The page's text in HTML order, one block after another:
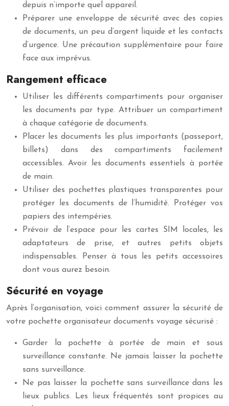
depuis n’importe quel appareil.
Préparer une enveloppe de sécurité avec des copies
de documents, un peu d’argent liquide et les contacts
d’urgence. Une précaution supplémentaire pour faire
face aux imprévus.
Rangement efficace
Utiliser les différents compartiments pour organiser
les documents par type. Attribuer un compartiment
à chaque catégorie de documents.
Placer les documents les plus importants (passeport,
billets) dans des compartiments facilement
accessibles. Avoir les documents essentiels à portée
de main.
Utiliser des pochettes plastiques transparentes pour
protéger les documents de l’humidité. Protéger vos
papiers des intempéries.
Prévoir de l’espace pour les cartes SIM locales, les
adaptateurs de prise, et autres petits objets
indispensables. Penser à tous les petits accessoires
dont vous aurez besoin.
Sécurité en voyage
Après l’organisation, voici comment assurer la sécurité de
votre pochette organisateur documents voyage sécurisé :
Garder la pochette à portée de main et sous
surveillance constante. Ne jamais laisser la pochette
sans surveillance.
Ne pas laisser la pochette sans surveillance dans les
lieux publics. Les lieux fréquentés sont propices au